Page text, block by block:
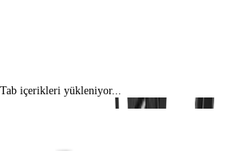
Tab içerikleri yükleniyor...